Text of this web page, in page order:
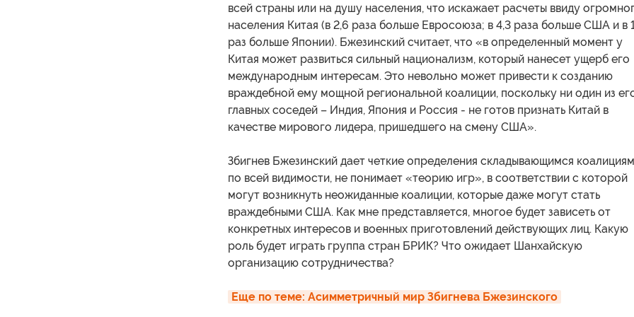
всей страны или на душу населения, что искажает расчеты ввиду
населения Китая (в 2,6 раза больше Евросоюза; в 4,3 раза больше США и в
раз больше Японии). Бжезинский считает, что «в определенный момент у
Китая может развиться сильный национализм, который нанесет ущерб его
международным интересам. Это невольно может привести к созданию
враждебной ему мощной региональной коалиции, поскольку ни один из
главных соседей – Индия, Япония и Россия - не готов признать Китай в
качестве мирового лидера, пришедшего на смену США».
Збигнев Бжезинский дает четкие определения складывающимся
по всей видимости, не понимает «теорию игр», в соответствии с которой
могут возникнуть неожиданные коалиции, которые даже могут стать
враждебными США. Как мне представляется, многое будет зависеть от
конкретных интересов и военных приготовлений действующих лиц. Какую
роль будет играть группа стран БРИК? Что ожидает Шанхайскую
организацию сотрудничества?
Еще по теме: Асимметричный мир Збигнева Бжезинского